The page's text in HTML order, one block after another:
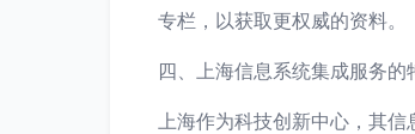
专栏，以获取更权威的资料。
四、上海信息系统集成服务的
上海作为科技创新中心，其